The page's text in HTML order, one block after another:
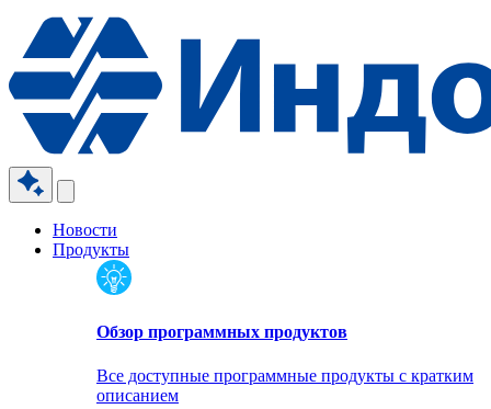
Новости
Продукты
Обзор программных продуктов
Все доступные программные продукты с кратким
описанием